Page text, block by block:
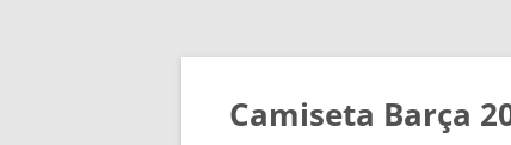
Camiseta Barça